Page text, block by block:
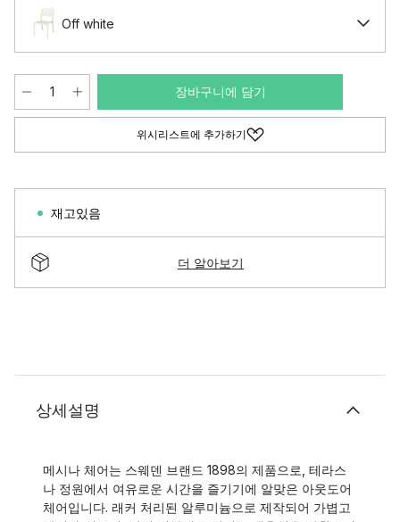
Off white
장바구니에 담기
위시리스트에 추가하기
재고있음
더 알아보기
상세설명
메시나 체어는 스웨덴 브랜드 1898의 제품으로, 테라스
나 정원에서 여유로운 시간을 즐기기에 알맞은 아웃도어
체어입니다. 래커 처리된 알루미늄으로 제작되어 가볍고